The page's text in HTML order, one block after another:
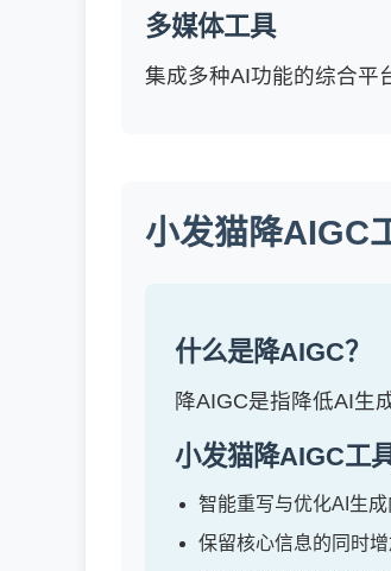
多媒体工具
集成多种AI功能的综合平
小发猫降AIGC
什么是降AIGC？
降AIGC是指降低AI生
小发猫降AIGC工
智能重写与优化AI生
保留核心信息的同时